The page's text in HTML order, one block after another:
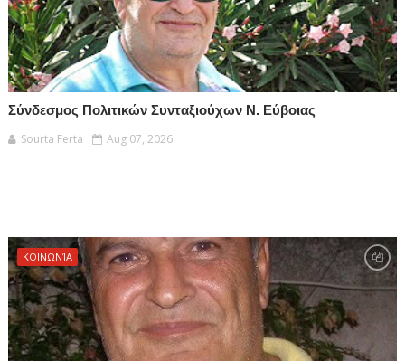
Σύνδεσμος Πολιτικών Συνταξιούχων Ν. Εύβοιας
Sourta Ferta
Aug 07, 2026
ΚΟΙΝΩΝΊΑ